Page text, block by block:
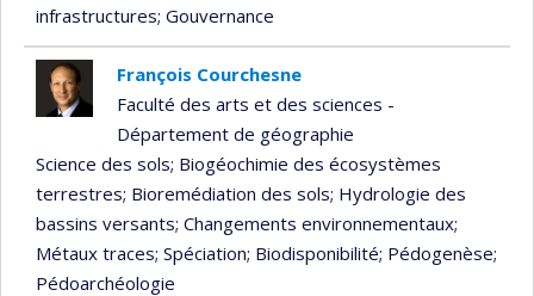
infrastructures; Gouvernance
François Courchesne
Faculté des arts et des sciences -
Département de géographie
Science des sols; Biogéochimie des écosystèmes
terrestres; Bioremédiation des sols; Hydrologie des
bassins versants; Changements environnementaux;
Métaux traces; Spéciation; Biodisponibilité; Pédogenèse;
Pédoarchéologie